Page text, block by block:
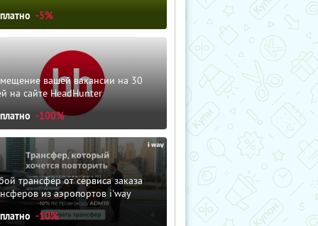
-5%
вашей вакансии на 30
на сайте HeadHunter
-100%
трансфер от сервиса заказа
из аэропортов i'way
-10%